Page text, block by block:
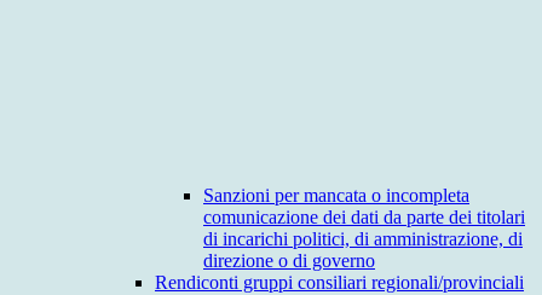
Sanzioni per mancata o incompleta
comunicazione dei dati da parte dei titolari
di incarichi politici, di amministrazione, di
direzione o di governo
Rendiconti gruppi consiliari regionali/provinciali